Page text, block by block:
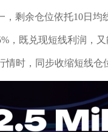
，剩余仓位依托10日
，既兑现短线利润，
时，同步收缩短线仓